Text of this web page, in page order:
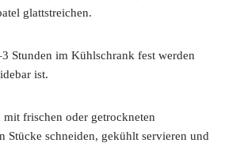
glattstreichen.
Stunden im Kühlschrank fest werden
ist.
frischen oder getrockneten
Stücke schneiden, gekühlt servieren und